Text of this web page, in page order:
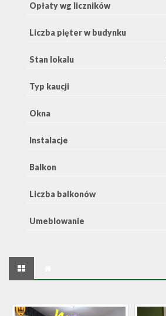
Opłaty wg liczników
Liczba pięter w budynku
Stan lokalu
Typ kaucji
Okna
Instalacje
Balkon
Liczba balkonów
Umeblowanie